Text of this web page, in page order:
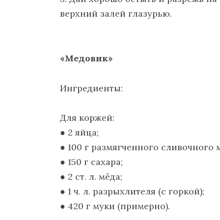
верхний залей глазурью.
«Медовик»
Ингредиенты:
Для коржей:
● 2 яйца;
● 100 г размягченного сливочного
● 150 г сахара;
● 2 ст. л. мëда;
● 1 ч. л. разрыхлителя (с горкой);
● 420 г муки (примерно).